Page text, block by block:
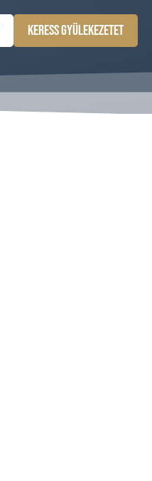
Keress gyülekezetet